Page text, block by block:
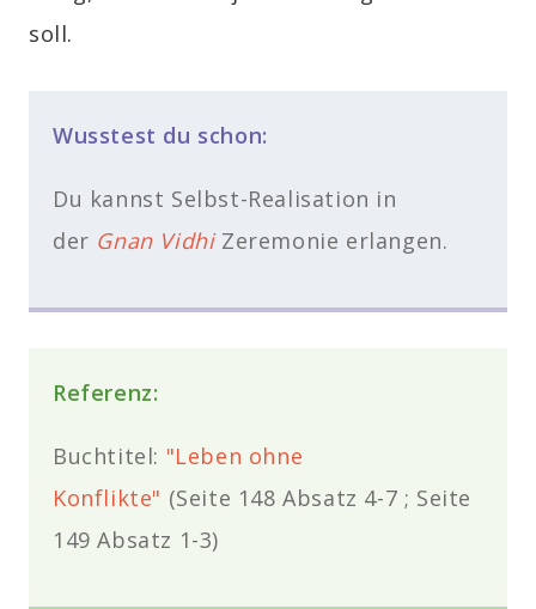
soll.
Wusstest du schon:
Du kannst Selbst-Realisation in
der Gnan Vidhi Zeremonie erlangen.
Referenz:
Buchtitel: "Leben ohne
Konflikte" (Seite 148 Absatz 4-7 ; Seite
149Absatz 1-3)